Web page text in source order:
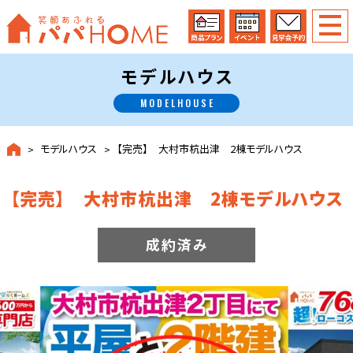
モデルハウス
MODELHOUSE
モデルハウス 【完売】 大村市杭出津 2棟モデルハウス
【完売】 大村市杭出津 2棟モデルハウス
成約済み